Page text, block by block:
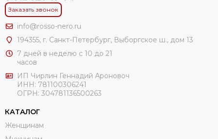
Заказать звонок
info@rosso-nero.ru
194355, г. Санкт-Петербург, Выборгское ш., дом 13
7 дней в неделю с 10 до 21
часов
ИП Чирлин Геннадий Ароновоч
ИНН: 781100306241
ОГРН: 304781136500263
КАТАЛОГ
Женщинам